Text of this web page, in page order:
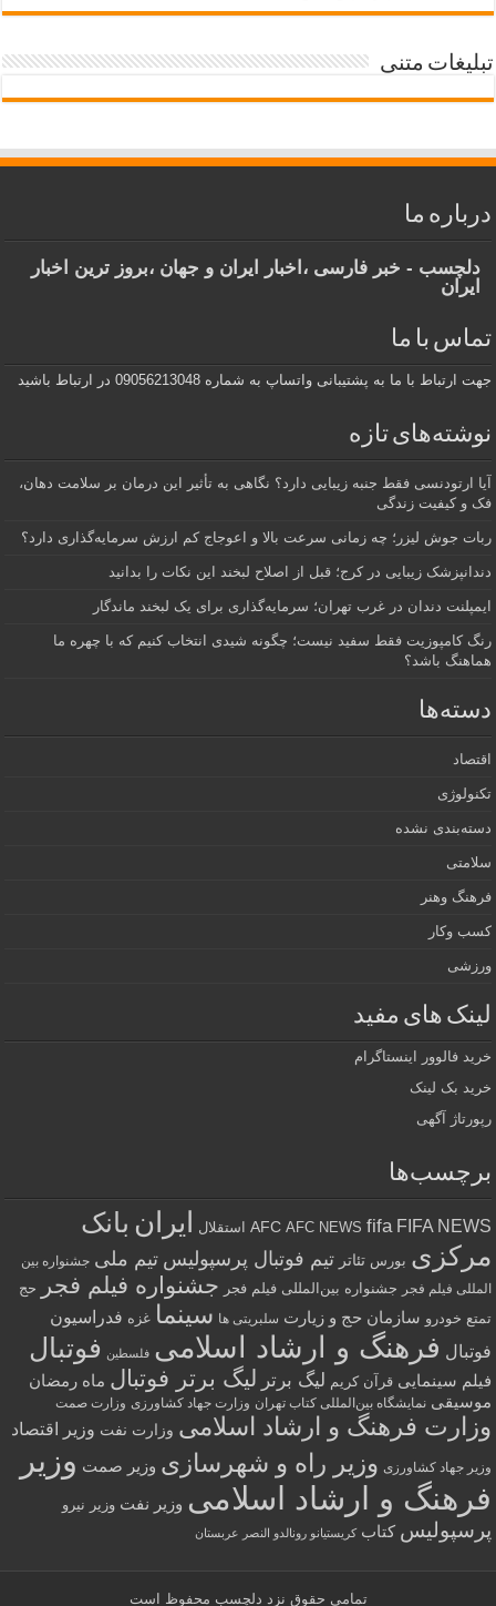
تبلیغات متنی
درباره ما
دلچسب - خبر فارسی ،اخبار ایران و جهان ،بروز ترین اخبار
ایران
تماس با ما
جهت ارتباط با ما به پشتیبانی واتساپ به شماره 09056213048 در ارتباط باشید
نوشته‌های تازه
آیا ارتودنسی فقط جنبه زیبایی دارد؟ نگاهی به تأثیر این درمان بر سلامت دهان،
فک و کیفیت زندگی
ربات جوش لیزر؛ چه زمانی سرعت بالا و اعوجاج کم ارزش سرمایه‌گذاری دارد؟
دندانپزشک زیبایی در کرج؛ قبل از اصلاح لبخند این نکات را بدانید
ایمپلنت دندان در غرب تهران؛ سرمایه‌گذاری برای یک لبخند ماندگار
رنگ کامپوزیت فقط سفید نیست؛ چگونه شیدی انتخاب کنیم که با چهره ما
هماهنگ باشد؟
دسته‌ها
اقتصاد
تکنولوژی
دسته‌بندی نشده
سلامتی
فرهنگ وهنر
کسب وکار
ورزشی
لینک های مفید
خرید فالوور اینستاگرام
خرید بک لینک
رپورتاژ آگهی
برچسب‌ها
AFC AFC NEWS fifa FIFA NEWS استقلال ایران بانک
مرکزی بورس تئاتر تیم فوتبال پرسپولیس تیم ملی جشنواره بین
المللی فیلم فجر جشنواره بین‌المللی فیلم فجر جشنواره فیلم فجر
حج
تمتع خودرو سازمان حج و زیارت سلبریتی ها سینما غزه فدراسیون
فوتبال فرهنگ و ارشاد اسلامی فلسطین فوتبال
فیلم سینمایی قرآن کریم لیگ برتر لیگ برتر فوتبال ماه رمضان
موسیقی نمایشگاه بین‌المللی کتاب تهران وزارت جهاد کشاورزی وزارت صمت
وزارت فرهنگ و ارشاد اسلامی وزارت نفت وزیر اقتصاد
وزیر جهاد کشاورزی وزیر راه و شهرسازی وزیر صمت وزیر
فرهنگ و ارشاد اسلامی وزیر نفت وزیر نیرو
پرسپولیس کتاب کریستیانو رونالدو النصر عربستان
تمامی حقوق نزد دلچسب محفوظ است